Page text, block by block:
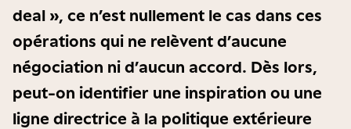
deal », ce n’est nullement le cas dans ces
opérations qui ne relèvent d’aucune
négociation ni d’aucun accord. Dès lors,
peut-on identifier une inspiration ou une
ligne directrice à la politique extérieure